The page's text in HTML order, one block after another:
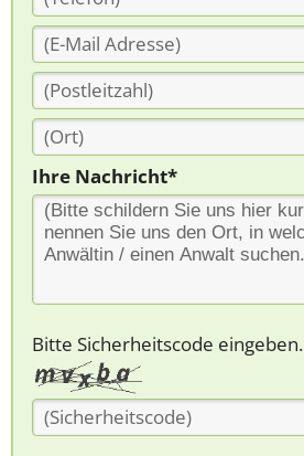
Ihre Nachricht*
Bitte Sicherheitscode eingeben.